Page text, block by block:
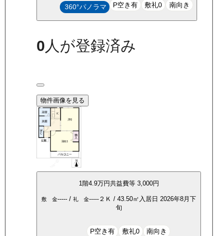
360°パノラマ P空き有 敷礼0 南向き
0人が登録済み
物件画像を見る
1階4.9万円共益費等 3,000円
敷 金----- / 礼 金----- ２Ｋ / 43.50㎡ 入居日 2026年8月下
旬
P空き有 敷礼0 南向き